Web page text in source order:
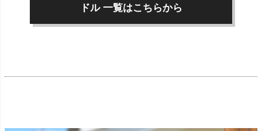
ドル 一覧はこちらから